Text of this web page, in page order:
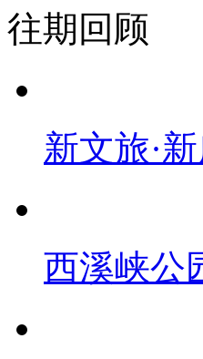
往期回顾
新文旅·
西溪峡公